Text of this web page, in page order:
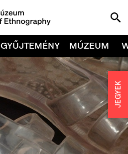
GYŰJTEMÉNY MÚZEUM
JEGYEK